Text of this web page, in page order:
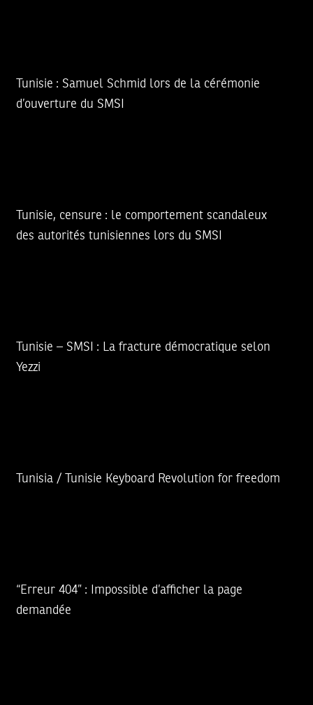
Tunisie : Samuel Schmid lors de la cérémonie
d’ouverture du SMSI
Tunisie, censure : le comportement scandaleux
des autorités tunisiennes lors du SMSI
Tunisie – SMSI : La fracture démocratique selon
Yezzi
Tunisia / Tunisie Keyboard Revolution for freedom
“Erreur 404” : Impossible d’afficher la page
demandée